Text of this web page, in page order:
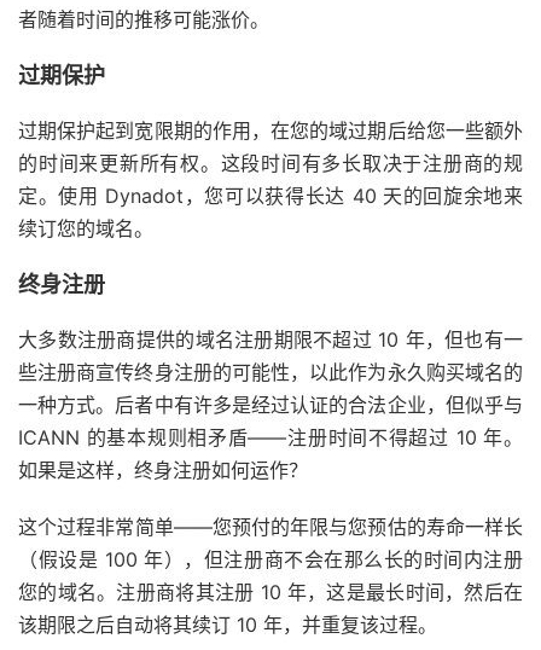
者随着时间的推移可能涨价。
过期保护
过期保护起到宽限期的作用，在您的域过期后给您一些额外
的时间来更新所有权。这段时间有多长取决于注册商的规
定。使用 Dynadot，您可以获得长达 40 天的回旋余地来
续订您的域名。
终身注册
大多数注册商提供的域名注册期限不超过 10 年，但也有一
些注册商宣传终身注册的可能性，以此作为永久购买域名的
一种方式。后者中有许多是经过认证的合法企业，但似乎与
ICANN 的基本规则相矛盾——注册时间不得超过 10 年。
如果是这样，终身注册如何运作？
这个过程非常简单——您预付的年限与您预估的寿命一样长
（假设是 100 年），但注册商不会在那么长的时间内注册
您的域名。注册商将其注册 10 年，这是最长时间，然后在
该期限之后自动将其续订 10 年，并重复该过程。